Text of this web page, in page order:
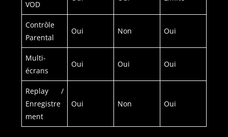
VOD
Contrôle
Parental
Oui Non Oui
Multi-
écrans
Oui Oui Oui
Replay /
Enregistre
ment
Oui Non Oui